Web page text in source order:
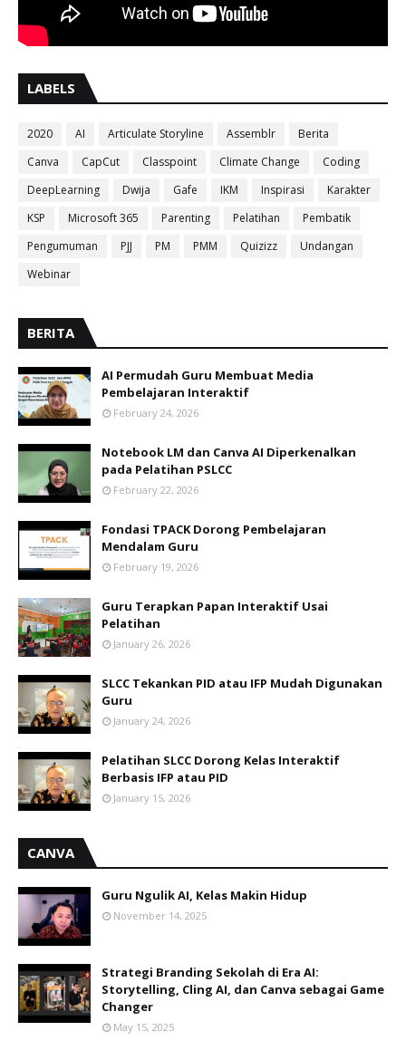
LABELS
2020 AI Articulate Storyline Assemblr
Berita
Canva
CapCut Classpoint Climate Change
Coding
DeepLearning
Dwija Gafe IKM Inspirasi
Karakter
KSP
Microsoft 365 Parenting Pelatihan
Pembatik
Pengumuman
PJJ PM PMM Quizizz
Undangan
Webinar
BERITA
AI Permudah Guru Membuat Media
Pembelajaran Interaktif
February 24, 2026
Notebook LM dan Canva AI Diperkenalkan
pada Pelatihan PSLCC
February 22, 2026
Fondasi TPACK Dorong Pembelajaran
Mendalam Guru
February 19, 2026
Guru Terapkan Papan Interaktif Usai
Pelatihan
January 26, 2026
SLCC Tekankan PID atau IFP Mudah Digunakan
Guru
January 24, 2026
Pelatihan SLCC Dorong Kelas Interaktif
Berbasis IFP atau PID
January 15, 2026
CANVA
Guru Ngulik AI, Kelas Makin Hidup
November 14, 2025
Strategi Branding Sekolah di Era AI:
Storytelling, Cling AI, dan Canva sebagai Game
Changer
May 15, 2025